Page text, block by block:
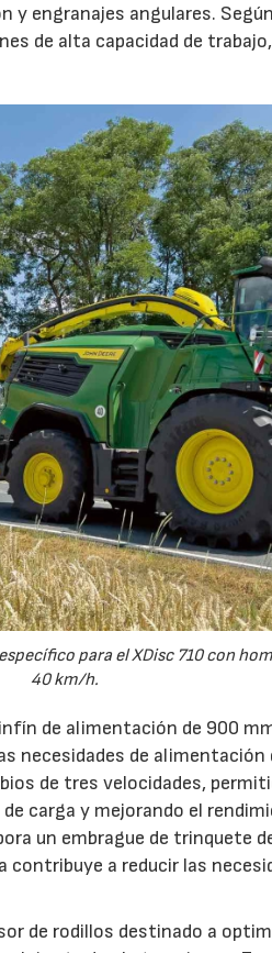
engranajes angulares.
de alta capacidad de
para el XDisc 710 con
40 km/h.
de alimentación de 900
necesidades de alimentación
de tres velocidades,
carga y mejorando el
un embrague de trinquete
a reducir las
de rodillos destinado a